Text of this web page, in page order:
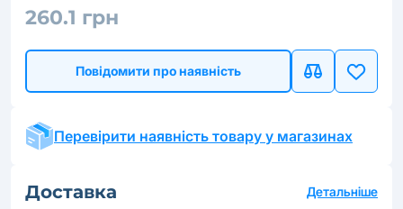
260.1 грн
Повідомити про наявність
Перевірити наявність товару у магазинах
Доставка Детальніше